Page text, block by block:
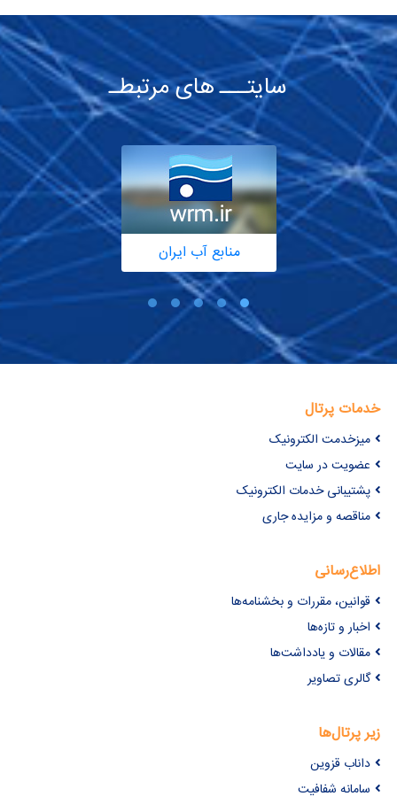
سایتـــ های مرتبطـ
منابع آب ایران
خدمات پرتال
میزخدمت الکترونیک
عضویت در سایت
پشتیبانی خدمات الکترونیک
مناقصه و مزایده جاری
اطلاع‌رسانی
قوانین، مقررات و بخشنامه‌ها
اخبار و تازه‌ها
مقالات و یادداشت‌ها
گالری تصاویر
زیر پرتال‌ها
داناب قزوین
سامانه شفافیت